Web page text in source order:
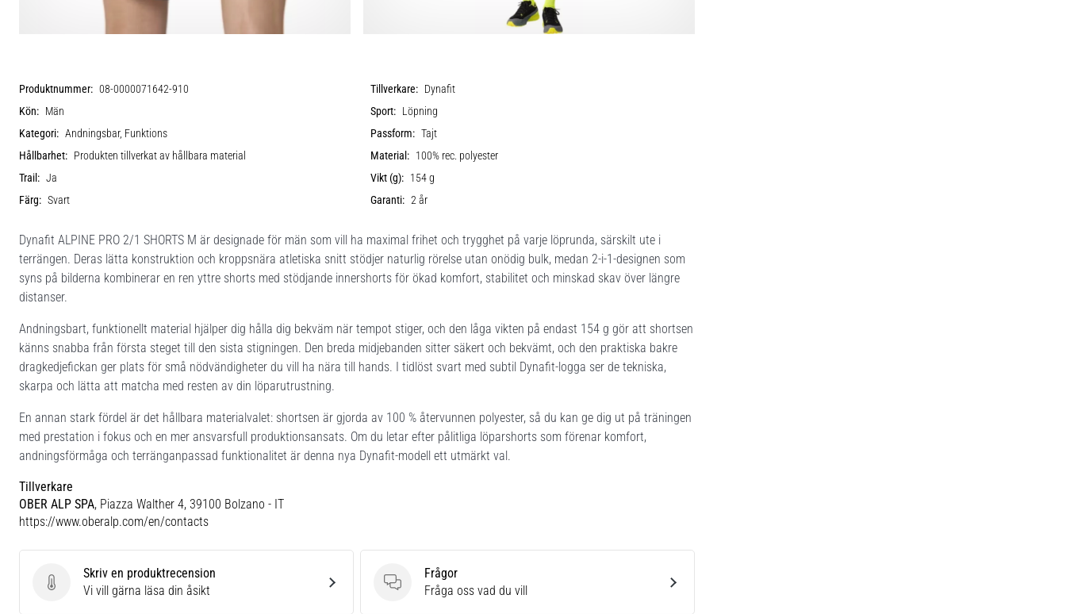
Produktnummer: 08-0000071642-910 Tillverkare: Dynafit
Kön: Män Sport: Löpning
Kategori: Andningsbar, Funktions Passform: Tajt
Hållbarhet: Produkten tillverkat av hållbara material Material: 100% rec. polyester
Trail: Ja Vikt (g): 154 g
Färg: Svart Garanti: 2 år
Dynafit ALPINE PRO 2/1 SHORTS M är designade för män som vill ha maximal frihet och trygghet på varje löprunda, särskilt ute i
terrängen. Deras lätta konstruktion och kroppsnära atletiska snitt stödjer naturlig rörelse utan onödig bulk, medan 2-i-1-designen som
syns på bilderna kombinerar en ren yttre shorts med stödjande innershorts för ökad komfort, stabilitet och minskad skav över längre
distanser.
Andningsbart, funktionellt material hjälper dig hålla dig bekväm när tempot stiger, och den låga vikten på endast 154 g gör att shortsen
känns snabba från första steget till den sista stigningen. Den breda midjebanden sitter säkert och bekvämt, och den praktiska bakre
dragkedjefickan ger plats för små nödvändigheter du vill ha nära till hands. I tidlöst svart med subtil Dynafit-logga ser de tekniska,
skarpa och lätta att matcha med resten av din löparutrustning.
En annan stark fördel är det hållbara materialvalet: shortsen är gjorda av 100 % återvunnen polyester, så du kan ge dig ut på träningen
med prestation i fokus och en mer ansvarsfull produktionsansats. Om du letar efter pålitliga löparshorts som förenar komfort,
andningsförmåga och terränganpassad funktionalitet är denna nya Dynafit-modell ett utmärkt val.
Tillverkare
OBER ALP SPA, Piazza Walther 4, 39100 Bolzano - IT
https://www.oberalp.com/en/contacts
Skriv en produktrecension
Skriv en produktrecension
Vi vill gärna läsa din åsikt
Frågor
Frågor
Fråga oss vad du vill